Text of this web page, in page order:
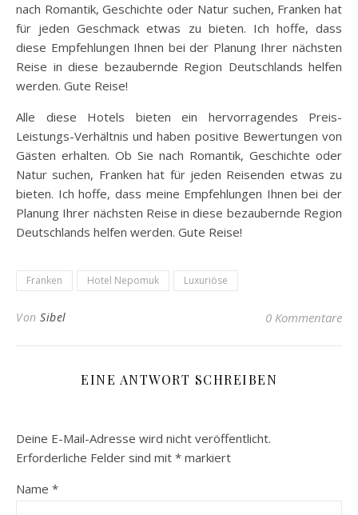
nach Romantik, Geschichte oder Natur suchen, Franken hat
für jeden Geschmack etwas zu bieten. Ich hoffe, dass
diese Empfehlungen Ihnen bei der Planung Ihrer nächsten
Reise in diese bezaubernde Region Deutschlands helfen
werden. Gute Reise!
Alle diese Hotels bieten ein hervorragendes Preis-
Leistungs-Verhältnis und haben positive Bewertungen von
Gästen erhalten. Ob Sie nach Romantik, Geschichte oder
Natur suchen, Franken hat für jeden Reisenden etwas zu
bieten. Ich hoffe, dass meine Empfehlungen Ihnen bei der
Planung Ihrer nächsten Reise in diese bezaubernde Region
Deutschlands helfen werden. Gute Reise!
Franken Hotel Nepomuk Luxuriöse
Von Sibel 0 Kommentare
EINE ANTWORT SCHREIBEN
Deine E-Mail-Adresse wird nicht veröffentlicht.
Erforderliche Felder sind mit * markiert
Name *